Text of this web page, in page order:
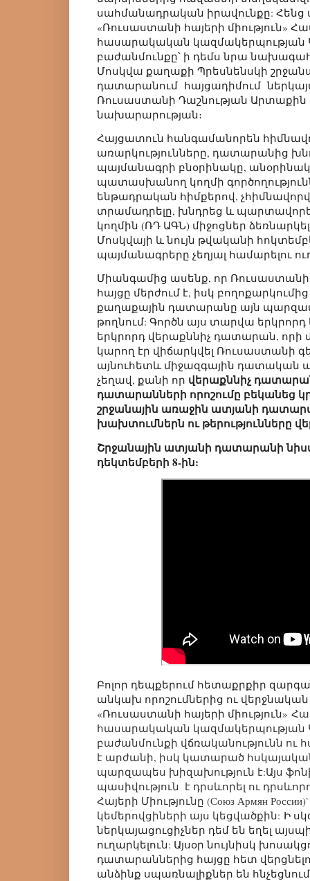
սահմանադրական իրավունքը: Հենց
«Ռուսաստանի հայերի միություն»
հասարակական կազմակերպության
բաժանմունքը՝ ի դեմս նրա
Մոսկվա քաղաքի Պրեսնենսկի
դատարանում հայցադիմում
Ռուսաստանի Դաշնության Արտաքին
նախարարության։
Հայցատուն հանգամանորեն
առարկությունները, դատարանից
պայմանագրի բնօրինակը,
պատասխանող կողմի
ենթադրական հիմքերով,
տրամադրելը, խնդրեց և
կողմին (ՌԴ ԱԳՆ) միջոցներ
Մոսկվայի և նույն թվականի
պայմանագրերը չեղյալ համարելու
Միանգամից ասենք, որ
հայցը մերժում է, իսկ
քաղաքային դատարանը այն
թողնում: Գործն այս տարվա երկրորդ
երկրորդ վերաքննիչ դատարան, որի
կարող էր վիճարկվել Ռուսաստանի
այնուհետև միջազգային դատական
չեղավ, քանի որ վերաքննիչ
դատարանների որոշումը բեկանեց
շրջանային առաջին ատյանի
խախտումներն ու թերությունները
Շրջանային ատյանի դատարանի
դեկտեմբերի 8-ին:
Բոլոր դեպքերում հետաքրքիր
անկախ որոշումներից ու վերջնական
«Ռուսաստանի հայերի միություն»
հասարակական կազմակերպության
բաժանմունքի վճռականությունն ու
է արժանի, իսկ կատարած
պարզապես խիզախություն է:Այս
պասիվություն  է դրսևորել ու
Հայերի Միությունը (Союз Армян
կեմերովցիների այս կեցվածքին: Ի
ներկայացուցիչներ դեմ են եղել
ուղարկելուն: Այսօր նույնիսկ
դատարաններից հայցը հետ
անձինք սպառնալիքներ են